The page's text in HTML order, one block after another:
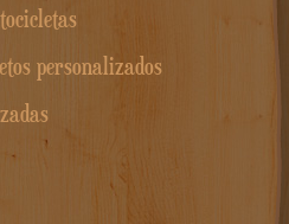
personalizados